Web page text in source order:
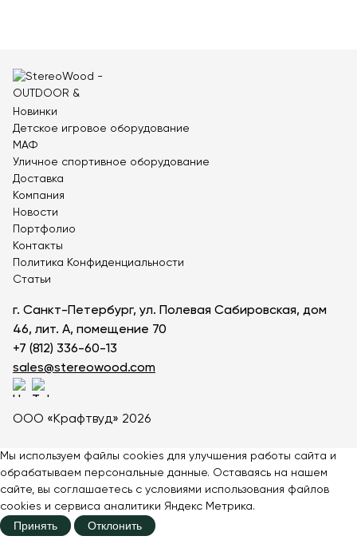
Закрытые контейнерные площадки
Контейнерные площадки на 2 контейнера
Деревянные контейнерные площадки
Уличные урны на 50 литров
Уличные урны на 30 литров
Антивандальные урны для мусора
Уличные урны на 25 литров
Урны цилиндрические
Серые урны
Уличные урны с ведром
Контейнеры для мусора 1100 литров
Урны прямоугольные
Урны с козырьком
Квадратные урны
Урны черные
Урны зеленые
Урны круглые
Евроконтейнеры
Урны деревянные
Контейнеры для мусора на колесах
Новинки
Детское игровое оборудование
МАФ
Уличное спортивное оборудование
Доставка
Компания
Новости
Портфолио
Контакты
Политика Конфиденциальности
Статьи
г. Санкт-Петербург, ул. Полевая Сабировская, дом
46, лит. А, помещение 70
+7 (812) 336-60-13
sales@stereowood.com
ООО «Крафтвуд» 2026
Мы используем файлы cookies для улучшения работы сайта и
обрабатываем персональные данные. Оставаясь на нашем
сайте, вы соглашаетесь с условиями использования файлов
cookies и сервиса аналитики Яндекс Метрика.
Принять Отклонить